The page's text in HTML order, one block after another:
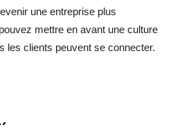
une entreprise plus
mettre en avant une culture
les clients peuvent se connecter.